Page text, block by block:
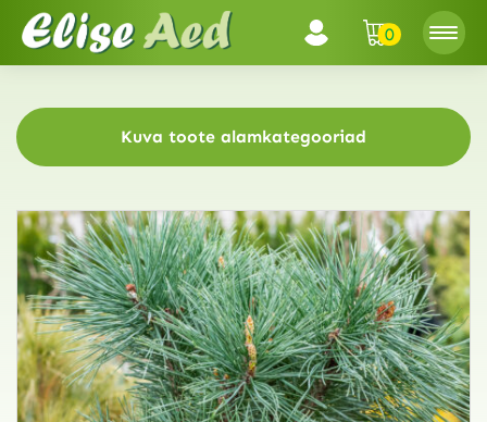
0
Kuva toote alamkategooriad